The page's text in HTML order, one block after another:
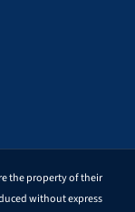
the property of their
without express